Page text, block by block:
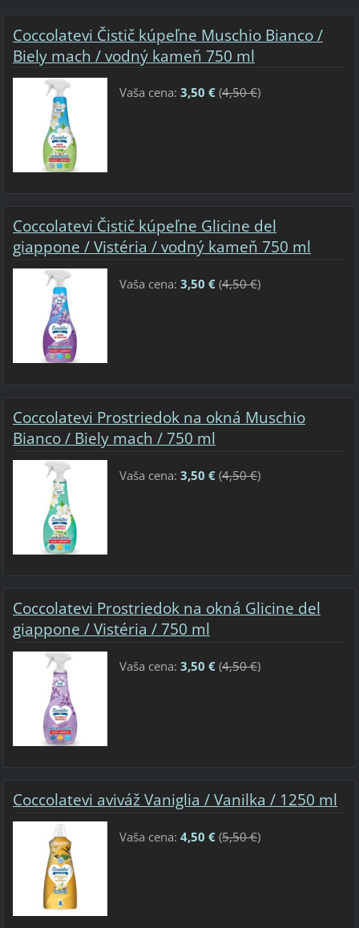
Coccolatevi Čistič kúpeľne Muschio Bianco /
Biely mach / vodný kameň 750 ml
Vaša cena: 3,50 €(4,50 €)
Coccolatevi Čistič kúpeľne Glicine del
giappone / Vistéria / vodný kameň 750 ml
Vaša cena: 3,50 €(4,50 €)
Coccolatevi Prostriedok na okná Muschio
Bianco / Biely mach / 750 ml
Vaša cena: 3,50 €(4,50 €)
Coccolatevi Prostriedok na okná Glicine del
giappone / Vistéria / 750 ml
Vaša cena: 3,50 €(4,50 €)
Coccolatevi aviváž Vaniglia / Vanilka / 1250 ml
Vaša cena: 4,50 €(5,50 €)